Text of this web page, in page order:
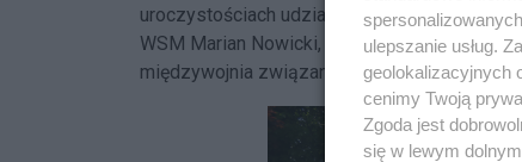
uroczystościach udział wziął ówczesny
WSM Marian Nowicki, jak i wiceprezydent
międzywojnia związani z WSM.
ulepszanie usług.
geolokalizacyjnych
cenimy Twoją
Zgoda jest
się w lewym